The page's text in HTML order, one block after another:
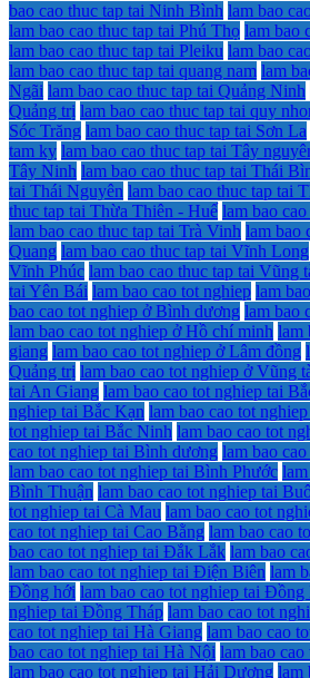
bao cao thuc tap tai Ninh Bình lam bao
lam bao cao thuc tap tai Phú Thọ lam bao
lam bao cao thuc tap tai Pleiku lam bao
lam bao cao thuc tap tai quang nam lam
Ngãi lam bao cao thuc tap tai Quảng Ninh
Quảng trị lam bao cao thuc tap tai quy
Sóc Trăng lam bao cao thuc tap tai Sơn La
tam ky lam bao cao thuc tap tai Tây
Tây Ninh lam bao cao thuc tap tai Thái
tai Thái Nguyên lam bao cao thuc tap tai
thuc tap tai Thừa Thiên - Huế lam bao
lam bao cao thuc tap tai Trà Vinh lam bao
Quang lam bao cao thuc tap tai Vĩnh Long
Vĩnh Phúc lam bao cao thuc tap tai Vũng
tai Yên Bái lam bao cao tot nghiep lam
bao cao tot nghiep ở Bình dương lam bao
lam bao cao tot nghiep ở Hồ chí minh lam
giang lam bao cao tot nghiep ở Lâm đồng
Quảng trị lam bao cao tot nghiep ở Vũng
tai An Giang lam bao cao tot nghiep tai
nghiep tai Bắc Kạn lam bao cao tot
tot nghiep tai Bắc Ninh lam bao cao tot
cao tot nghiep tai Bình dương lam bao
lam bao cao tot nghiep tai Bình Phước
Bình Thuận lam bao cao tot nghiep tai
tot nghiep tai Cà Mau lam bao cao tot
cao tot nghiep tai Cao Bằng lam bao cao
bao cao tot nghiep tai Đắk Lắk lam bao
lam bao cao tot nghiep tai Điện Biên lam
Đồng hới lam bao cao tot nghiep tai Đồng
nghiep tai Đồng Tháp lam bao cao tot
cao tot nghiep tai Hà Giang lam bao cao
bao cao tot nghiep tai Hà Nội lam bao
lam bao cao tot nghiep tai Hải Dương lam